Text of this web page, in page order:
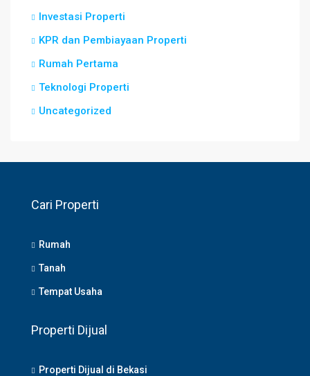
Investasi Properti
KPR dan Pembiayaan Properti
Rumah Pertama
Teknologi Properti
Uncategorized
Cari Properti
Rumah
Tanah
Tempat Usaha
Properti Dijual
Properti Dijual di Bekasi